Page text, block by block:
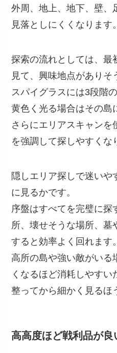
外周、地上、地下、壁、
見落としにくくなります。
探索の流れとしては、最
見て、興味地点がありそ
スパイグラスには3段階
黄色く光る場合はその島
さらにエリアスキャンを
を強調して探しやすくな
隠しエリア探しで迷いや
に見るかです。
序盤はすべてを完璧に探
所、壊せそうな場所、墓
すると効率よく回れます。
高所の島や強い敵がいる
くなるほど消耗しやす
整ってから細かく見るほ
高高度ほど戦利品が良